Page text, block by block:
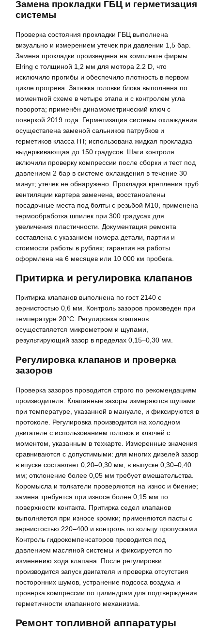
Замена прокладки ГБЦ и герметизация
системы
Проверка состояния прокладки ГБЦ выполнена
визуально и измерением утечек при давлении 1,5 бар.
Замена прокладки произведена на комплекте фирмы
Elring с толщиной 1,2 мм для мотора 2.2 D, что
исключило прогибы и обеспечило плотность в первом
цикле прогрева. Затяжка головки блока выполнена по
моментной схеме в четыре этапа и с контролем угла
поворота; применён динамометрический ключ с
поверкой 2019 года. Герметизация системы охлаждения
осуществлена заменой сальников патрубков и
герметиков класса HT; использована жидкая прокладка
выдерживающая до 150 градусов. Шаги контроля
включили проверку компрессии после сборки и тест под
давлением 2 бар в системе охлаждения в течение 30
минут; утечек не обнаружено. Прокладка крепления труб
вентиляции картера заменена, восстановлены
посадочные места под болты с резьбой М10, применена
термообработка шпилек при 300 градусах для
увеличения пластичности. Документация ремонта
составлена с указанием номера детали, партии и
стоимости работы в рублях; гарантия на работы
оформлена на 6 месяцев или 10 000 км пробега.
Притирка и регулировка клапанов
Притирка клапанов выполнена по гост 2140 с
зернистостью 0,6 мм. Контроль зазоров произведен при
температуре 20°C. Регулировка клапанов
осуществляется микрометром и щупами,
результирующий зазор в пределах 0,15–0,30 мм.
Регулировка клапанов и проверка
зазоров
Проверка зазоров проводится строго по рекомендациям
производителя. Клапанные зазоры измеряются щупами
при температуре, указанной в мануале, и фиксируются в
протоколе. Регулировка производится на холодном
двигателе с использованием головок и ключей с
моментом, указанным в техкарте. Измеренные значения
сравниваются с допустимыми: для многих дизелей зазор
в впуске составляет 0,20–0,30 мм, в выпуске 0,30–0,40
мм; отклонение более 0,05 мм требует вмешательства.
Коромысла и толкатели проверяются на износ и биение;
замена требуется при износе более 0,15 мм по
поверхности контакта. Притирка седел клапанов
выполняется при износе кромки; применяются пасты с
зернистостью 220–400 и контроль по кольцу пропусками.
Контроль гидрокомпенсаторов проводится под
давлением масляной системы и фиксируется по
изменению хода клапана. После регулировки
производится запуск двигателя и проверка отсутствия
посторонних шумов, устранение подсоса воздуха и
проверка компрессии по цилиндрам для подтверждения
герметичности клапанного механизма.
Ремонт топливной аппаратуры